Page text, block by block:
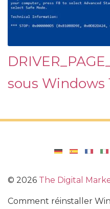
sous Windows
© 2026 The Digital
Comment réinstaller